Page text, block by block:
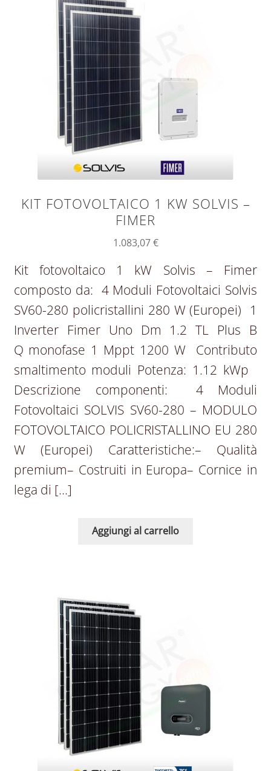
KIT FOTOVOLTAICO 1 KW SOLVIS –
FIMER
1.083,07€
Kit fotovoltaico 1 kW Solvis – Fimer
composto da: 4 Moduli Fotovoltaici Solvis
SV60-280 policristallini 280 W (Europei) 1
Inverter Fimer Uno Dm 1.2 TL Plus B
Q monofase 1 Mppt 1200 W Contributo
smaltimento moduli Potenza: 1.12 kWp
Descrizione componenti: 4 Moduli
Fotovoltaici SOLVIS SV60-280 – MODULO
FOTOVOLTAICO POLICRISTALLINO EU 280
W (Europei) Caratteristiche:– Qualità
premium– Costruiti in Europa– Cornice in
lega di […]
Aggiungi al carrello